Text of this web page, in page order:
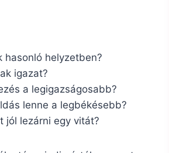
hasonló helyzetben?
igazat?
a legigazságosabb?
lenne a legbékésebb?
jól lezárni egy vitát?